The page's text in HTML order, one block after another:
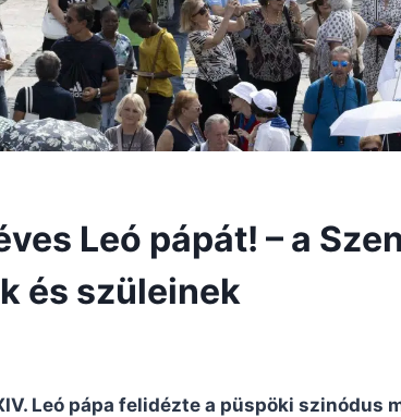
Leó pápát! – a
és szüleinek
Leó pápa felidézte a püspöki szinódus